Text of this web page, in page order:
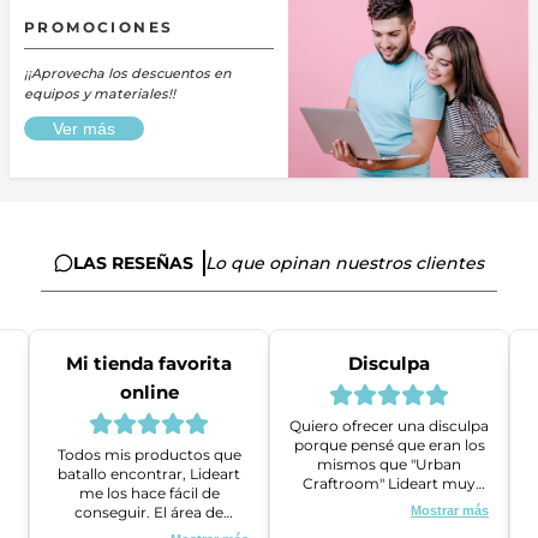
PROMOCIONES
¡¡Aprovecha los descuentos en
equipos y materiales!!
Ver más
LAS RESEÑAS Lo que opinan nuestros clientes
Mi tienda favorita
online
Todos mis productos que
batallo encontrar, Lideart
me los hace fácil de
conseguir. El área de
ventas es super amable y
Disculpa
Quiero ofrecer una disculpa
porque pensé que eran los
mismos que "Urban
Craftroom" Lideart muy
amables me ayudaron a
gestionar un problema que
Mostrar más